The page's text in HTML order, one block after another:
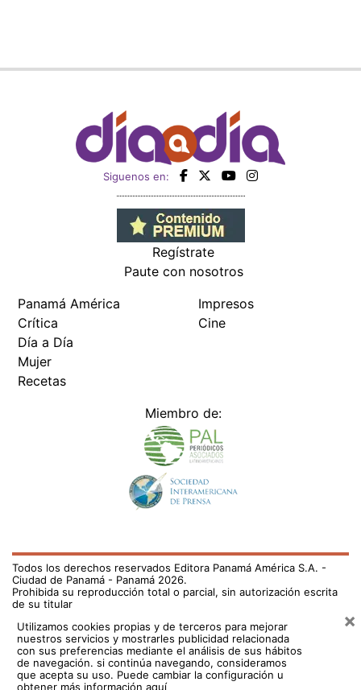
Siguenos en:
Regístrate
Paute con nosotros
Panamá América
Crítica
Día a Día
Mujer
Recetas
Impresos
Cine
Miembro de:
Todos los derechos reservados Editora Panamá América S.A. -
Ciudad de Panamá - Panamá 2026.
Prohibida su reproducción total o parcial, sin autorización escrita
de su titular
Utilizamos cookies propias y de terceros para mejorar
nuestros servicios y mostrarles publicidad relacionada
con sus preferencias mediante el análisis de sus hábitos
de navegación. si continúa navegando, consideramos
que acepta su uso. Puede cambiar la configuración u
obtener más información aquí
×